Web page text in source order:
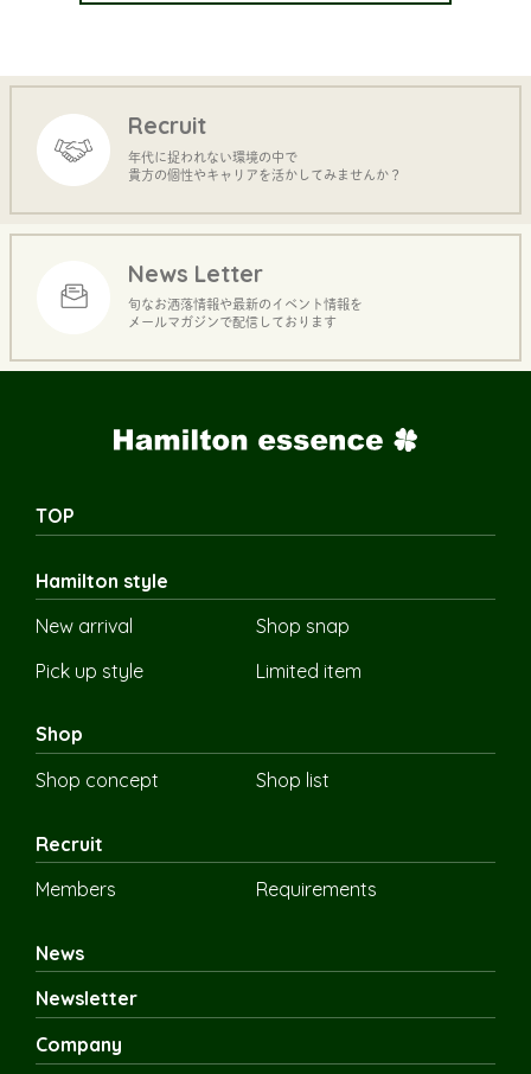
Recruit
年代に捉われない環境の中で
貴方の個性やキャリアを活かしてみませんか？
News Letter
旬なお洒落情報や最新のイベント情報を
メールマガジンで配信しております
TOP
Hamilton style
New arrival
Shop snap
Pick up style
Limited item
Shop
Shop concept
Shop list
Recruit
Members
Requirements
News
Newsletter
Company